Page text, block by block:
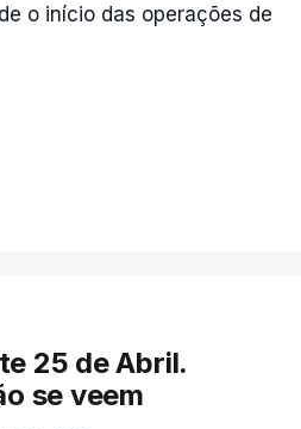
o início das operações de
25 de Abril.
se veem